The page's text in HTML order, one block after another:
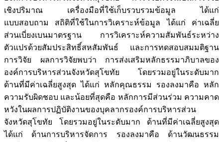
เชิงปริมาณ เครื่องมือที่ใช้เก็บรวบรวมข้อมูล ได้แก่
แบบสอบถาม สถิติที่ใช้ในการวิเคราะห์ข้อมูล ได้แก่ ค่าเฉลี่ย
ส่วนเบี่ยงเบนมาตรฐาน การวิเคราะห์ความสัมพันธ์ระหว่าง
ตัวแปรด้วยสัมประสิทธิ์สหสัมพันธ์ และการทดสอบสมมติฐาน
การวิจัย ผลการวิจัยพบว่า การส่งเสริมหลักธรรมาภิบาลของ
องค์การบริหารส่วนจังหวัดสุโขทัย โดยรวมอยู่ในระดับมาก
ด้านที่มีค่าเฉลี่ยสูงสุด ได้แก่ หลักคุณธรรม รองลงมาคือ หลัก
ความรับผิดชอบ และน้อยที่สุดคือ หลักการมีส่วนร่วม ความคาด
หวังในผลการปฏิบัติงานของบุคลากรองค์การบริหารส่วน
จังหวัดสุโขทัย โดยรวมอยู่ในระดับมาก ด้านที่มีค่าเฉลี่ยสูงสุด
ได้แก่ ด้านการบริหารจัดการ รองลงมาคือ ด้านวัฒนธรรม